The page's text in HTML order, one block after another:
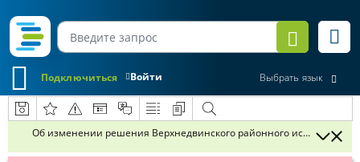
Войти
Подключиться Выбрать язык
Об изменении решения Верхнедвинского районного